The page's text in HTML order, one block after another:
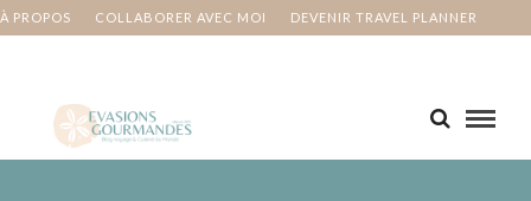
À PROPOS COLLABORER AVEC MOI DEVENIR TRAVEL PLANNER